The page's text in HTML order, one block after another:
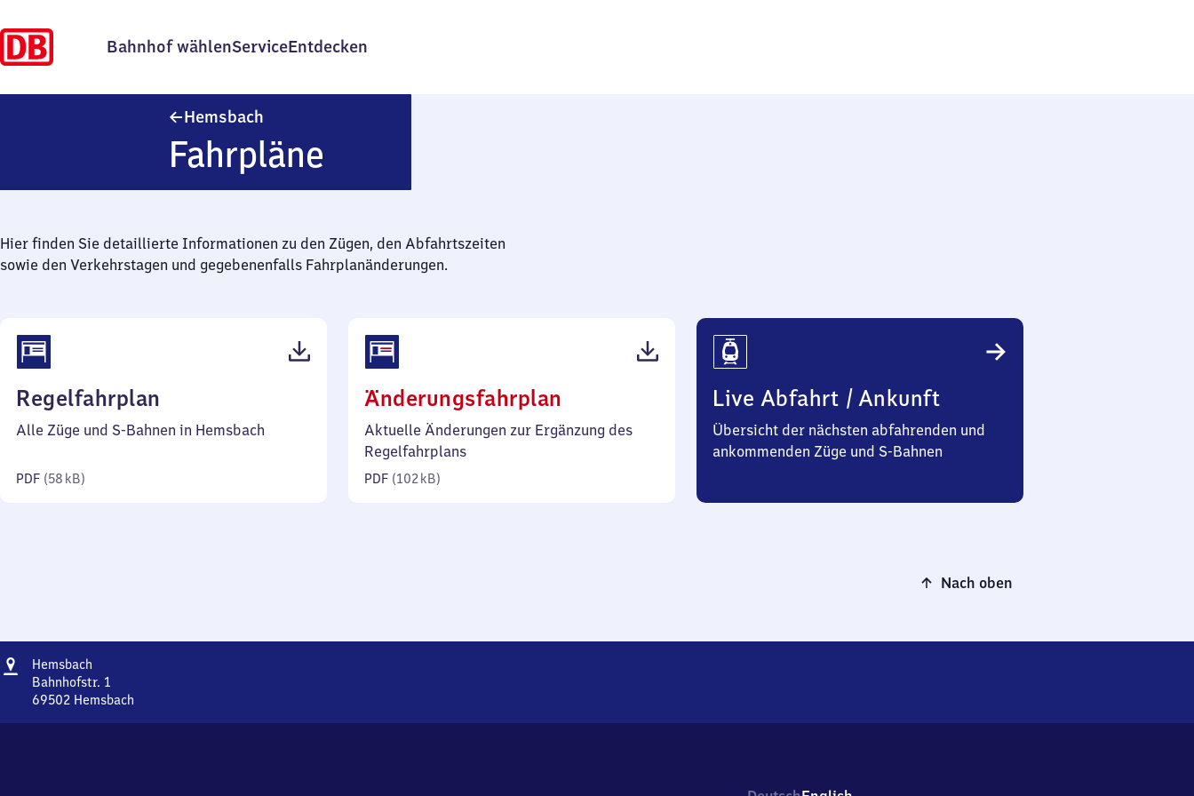
Bahnhof wählenServiceEntdecken
Hemsbach
Fahrpläne
Hier finden Sie detaillierte Informationen zu den Zügen, den Abfahrtszeiten
sowie den Verkehrstagen und gegebenenfalls Fahrplanänderungen.
Regelfahrplan
58
Alle Züge und S-Bahnen in Hemsbach
PDF (58 kB)
Änderungsfahrplan
102
Aktuelle Änderungen zur Ergänzung des
Regelfahrplans
PDF (102 kB)
Live Abfahrt / Ankunft
Übersicht der nächsten abfahrenden und
ankommenden Züge und S-Bahnen
Nach oben
Adresse
Hemsbach
Bahnhofstr. 1
69502 Hemsbach